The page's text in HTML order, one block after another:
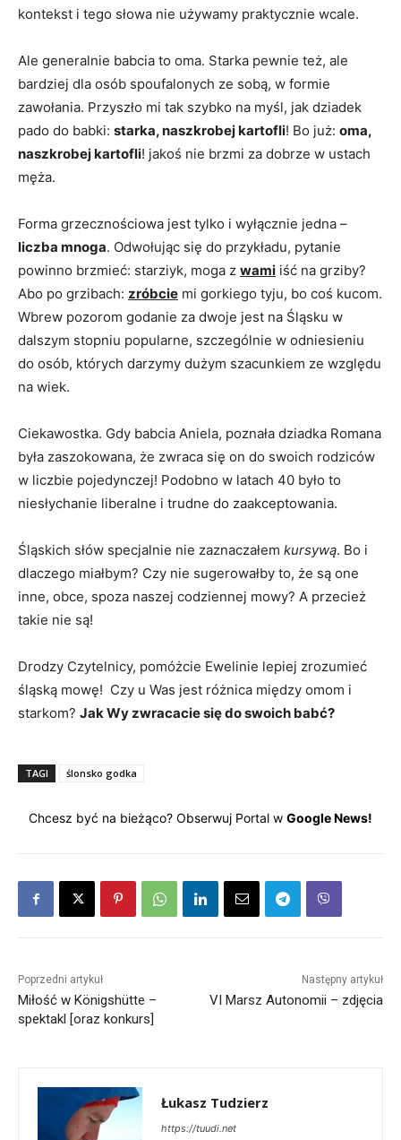
kontekst i tego słowa nie używamy praktycznie wcale.
Ale generalnie babcia to oma. Starka pewnie też, ale
bardziej dla osób spoufalonych ze sobą, w formie
zawołania. Przyszło mi tak szybko na myśl, jak dziadek
pado do babki: starka, naszkrobej kartofli! Bo już: oma,
naszkrobej kartofli! jakoś nie brzmi za dobrze w ustach
męża.
Forma grzecznościowa jest tylko i wyłącznie jedna –
liczba mnoga. Odwołując się do przykładu, pytanie
powinno brzmieć: starziyk, moga z wami iść na grziby?
Abo po grzibach: zróbcie mi gorkiego tyju, bo coś kucom.
Wbrew pozorom godanie za dwoje jest na Śląsku w
dalszym stopniu popularne, szczególnie w odniesieniu
do osób, których darzymy dużym szacunkiem ze względu
na wiek.
Ciekawostka. Gdy babcia Aniela, poznała dziadka Romana
była zaszokowana, że zwraca się on do swoich rodziców
w liczbie pojedynczej! Podobno w latach 40 było to
niesłychanie liberalne i trudne do zaakceptowania.
Śląskich słów specjalnie nie zaznaczałem kursywą. Bo i
dlaczego miałbym? Czy nie sugerowałby to, że są one
inne, obce, spoza naszej codziennej mowy? A przecież
takie nie są!
Drodzy Czytelnicy, pomóżcie Ewelinie lepiej zrozumieć
śląską mowę! Czy u Was jest różnica między omom i
starkom? Jak Wy zwracacie się do swoich babć?
TAGI ślonsko godka
Chcesz być na bieżąco? Obserwuj Portal w Google News!
Poprzedni artykuł
Miłość w Königshütte –
spektakl [oraz konkurs]
Następny artykuł
VI Marsz Autonomii – zdjęcia
Łukasz Tudzierz
https://tuudi.net